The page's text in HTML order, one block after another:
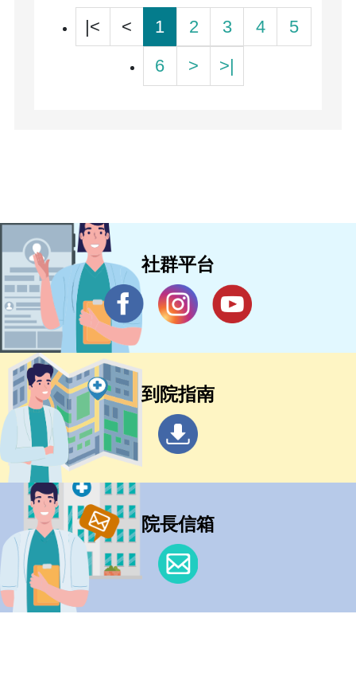
|< < 1 2 3 4
5
6
> >|
社群平台
到院指南
院長信箱